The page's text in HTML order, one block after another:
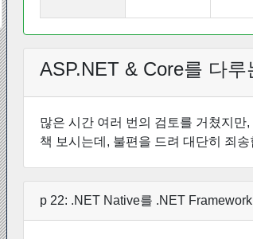
ASP.NET & Core를 다
많은 시간 여러 번의 검토를 거쳤지
책 보시는데, 불편을 드려 대단히 죄송
p 22: .NET Native를 .NET